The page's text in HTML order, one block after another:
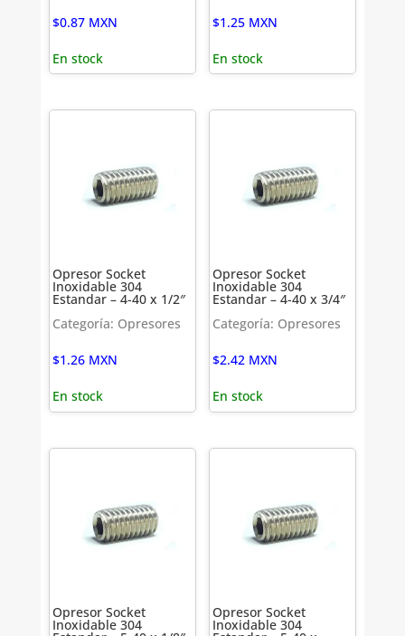
$0.87 MXN
En stock
$1.25 MXN
En stock
Opresor Socket
Inoxidable 304
Estandar – 4-40 x 1/2″
Categoría: Opresores
$1.26 MXN
En stock
Opresor Socket
Inoxidable 304
Estandar – 4-40 x 3/4″
Categoría: Opresores
$2.42 MXN
En stock
Opresor Socket
Inoxidable 304
Opresor Socket
Inoxidable 304